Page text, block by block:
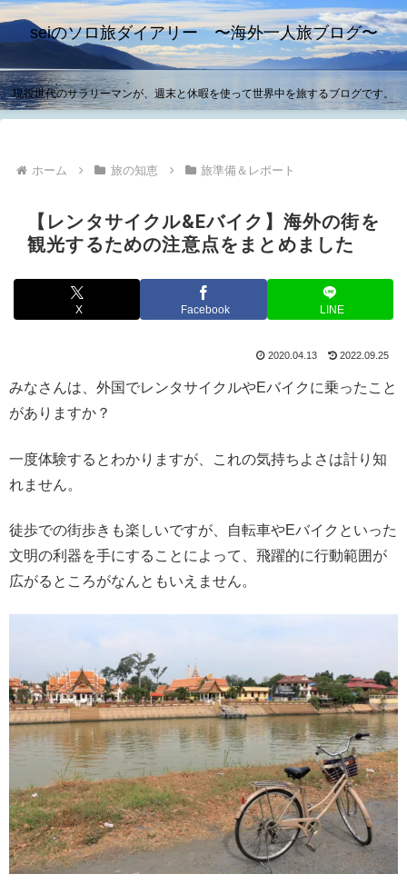
seiのソロ旅ダイアリー 〜海外一人旅ブログ〜
現役世代のサラリーマンが、週末と休暇を使って世界中を旅するブログです。
ホーム 旅の知恵 旅準備＆レポート
【レンタサイクル&Eバイク】海外の街を
観光するための注意点をまとめました
X Facebook LINE
2020.04.13 2022.09.25
みなさんは、外国でレンタサイクルやEバイクに乗ったこと
がありますか？
一度体験するとわかりますが、これの気持ちよさは計り知
れません。
徒歩での街歩きも楽しいですが、自転車やEバイクといった
文明の利器を手にすることによって、飛躍的に行動範囲が
広がるところがなんともいえません。